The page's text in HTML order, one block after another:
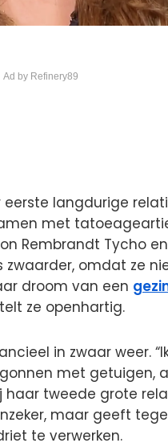
by Refinery89
langdurige
met
Rembrandt Tycho
zwaarder, omdat ze
droom van een
ze openhartig.
in zwaar weer.
met getuigen,
haar tweede grote
maar geeft
te verwerken.